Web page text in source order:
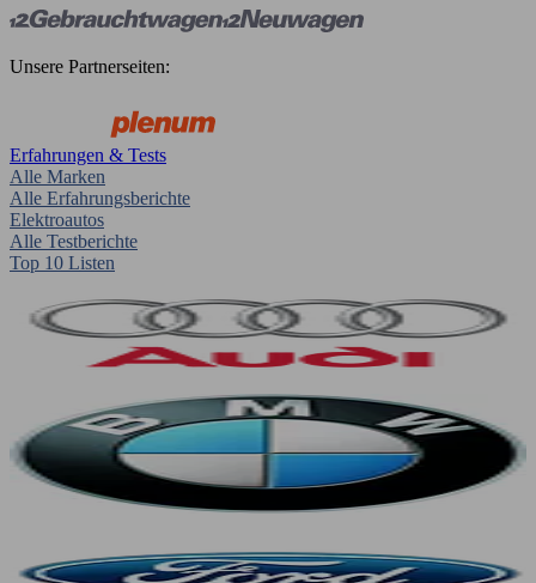
Unsere Partnerseiten:
Erfahrungen & Tests
Alle Marken
Alle Erfahrungsberichte
Elektroautos
Alle Testberichte
Top 10 Listen